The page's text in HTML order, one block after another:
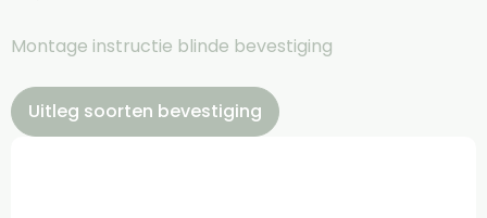
Montage instructie blinde bevestiging
Uitleg soorten bevestiging